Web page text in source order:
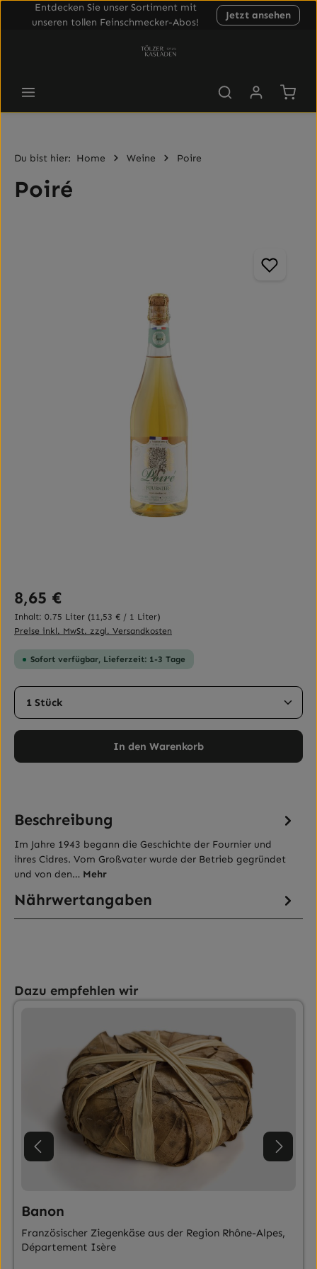
Entdecken Sie unser Sortiment mit
unseren tollen Feinschmecker-Abos!
Jetzt ansehen
Du bist hier: Home Weine Poire
Poiré
Regulärer Preis:
8,65 €
Inhalt: 0.75 Liter (11,53 € / 1 Liter)
Preise inkl. MwSt. zzgl. Versandkosten
Sofort verfügbar, Lieferzeit: 1-3 Tage
Produkt Anzahl: Gib den gewünschten Wert ein
In den Warenkorb
Beschreibung
Im Jahre 1943 begann die Geschichte der Fournier und
ihres Cidres. Vom Großvater wurde der Betrieb gegründet
und von den… Mehr
Nährwertangaben
Produktgalerie überspringen
Dazu empfehlen wir
Banon
Französischer Ziegenkäse aus der Region Rhône-Alpes,
Département Isère